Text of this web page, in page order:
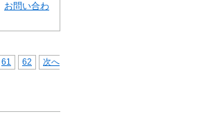
お問い合わ
61 62
次へ